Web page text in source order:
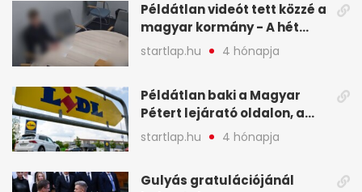
Példátlan videót tett közzé a
magyar kormány - A hét
legfontosabb hírei
képekben
startlap.hu 4 hónapja
Példátlan baki a Magyar
Pétert lejárató oldalon, a
Lidlnek azonnal lépnie
kellett - A hét legfontosabb
startlap.hu 4 hónapja
Gulyás gratulációjánál